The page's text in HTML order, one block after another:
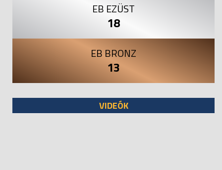
EB EZÜST
18
EB BRONZ
13
VIDEÓK